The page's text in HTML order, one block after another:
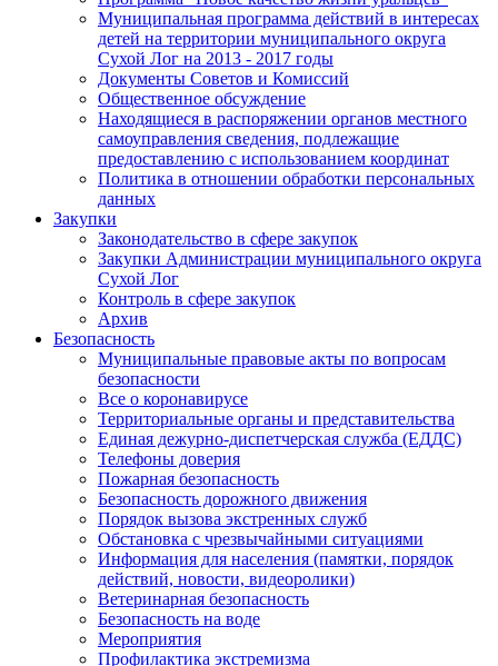
Муниципальная программа действий в интересах
детей на территории муниципального округа
Сухой Лог на 2013 - 2017 годы
Документы Советов и Комиссий
Общественное обсуждение
Находящиеся в распоряжении органов местного
самоуправления сведения, подлежащие
предоставлению с использованием координат
Политика в отношении обработки персональных
данных
Закупки
Законодательство в сфере закупок
Закупки Администрации муниципального округа
Сухой Лог
Контроль в сфере закупок
Архив
Безопасность
Муниципальные правовые акты по вопросам
безопасности
Все о коронавирусе
Территориальные органы и представительства
Единая дежурно-диспетчерская служба (ЕДДС)
Телефоны доверия
Пожарная безопасность
Безопасность дорожного движения
Порядок вызова экстренных служб
Обстановка с чрезвычайными ситуациями
Информация для населения (памятки, порядок
действий, новости, видеоролики)
Ветеринарная безопасность
Безопасность на воде
Мероприятия
Профилактика экстремизма